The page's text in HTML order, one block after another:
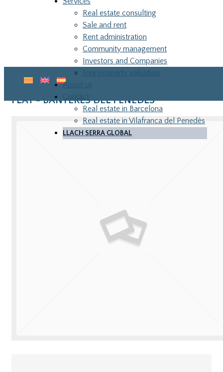
Real estate consulting
Sale and rent
Rent administration
Community management
Investors and Companies
Free property valuation
About us
Contact
Real estate in Barcelona
Real estate in Vilafranca del Penedès
LLACH SERRA GLOBAL
FLAT - BANYERES DEL PENEDÈS